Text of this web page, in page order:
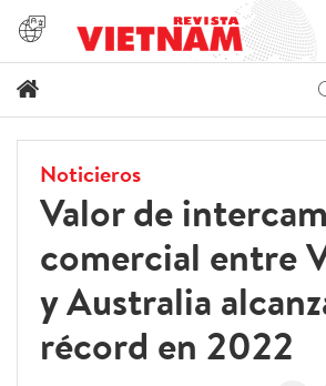
Noticieros
Valor de
comercial entre
y Australia
récord en 2022